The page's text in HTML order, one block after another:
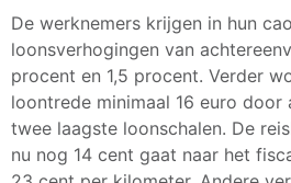
De werknemers krijgen in hun
loonsverhogingen van
procent en 1,5 procent. Verder
loontrede minimaal 16 euro
twee laagste loonschalen. De
nu nog 14 cent gaat naar het